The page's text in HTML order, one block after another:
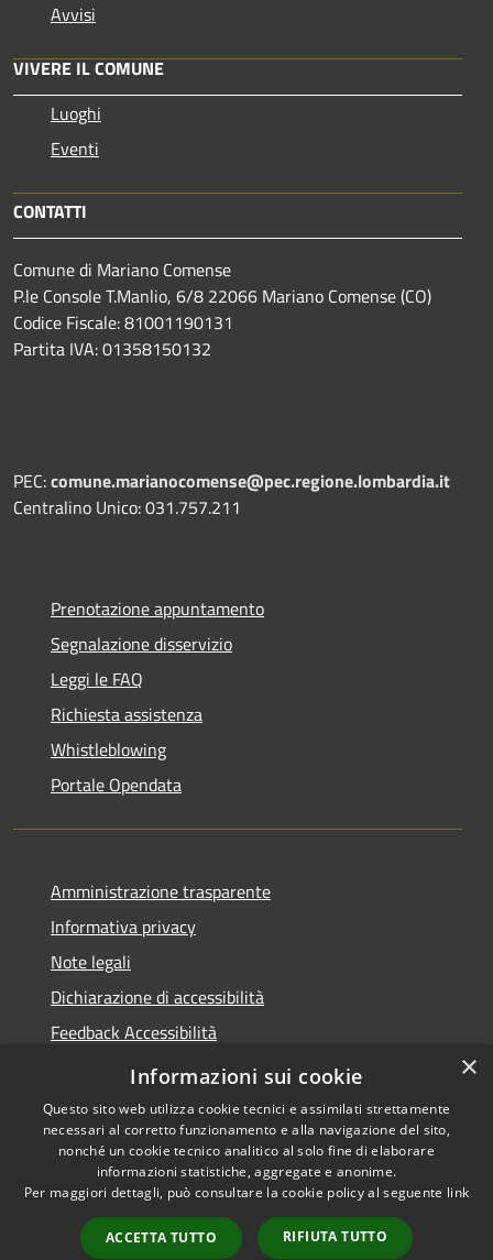
Avvisi
VIVERE IL COMUNE
Luoghi
Eventi
CONTATTI
Comune di Mariano Comense
P.le Console T.Manlio, 6/8 22066 Mariano Comense (CO)
Codice Fiscale: 81001190131
Partita IVA: 01358150132
PEC:comune.marianocomense@pec.regione.lombardia.it
Centralino Unico: 031.757.211
Prenotazione appuntamento
Segnalazione disservizio
Leggi le FAQ
Richiesta assistenza
Whistleblowing
Portale Opendata
Amministrazione trasparente
Informativa privacy
Note legali
Dichiarazione di accessibilità
Feedback Accessibilità
Fatturare al comune
Accessibilità
Le foto nelle pagine sono
concesse dagli autori
presenti supixabay.com
×
Informazioni sui cookie
Questo sito web utilizza cookie tecnici e assimilati strettamente
necessari al corretto funzionamento e alla navigazione del sito,
nonché un cookie tecnico analitico al solo fine di elaborare
informazioni statistiche, aggregate e anonime.
Per maggiori dettagli, può consultare la cookie policy al seguente link
ACCETTA TUTTO RIFIUTA TUTTO